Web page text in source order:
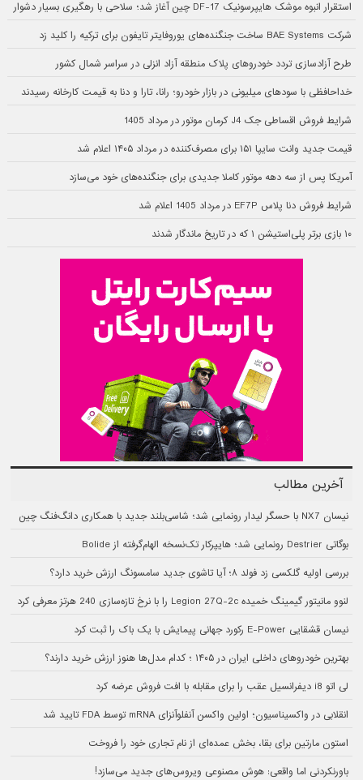
استقرار انبوه موشک هایپرسونیک DF-17 چین آغاز شد؛ سلاحی با رهگیری بسیار دشوار
شرکت BAE Systems ساخت جنگنده‌های یوروفایتر تایفون برای ترکیه را کلید زد
طرح آزادسازی تردد خودروهای پلاک منطقه آزاد انزلی در سراسر شمال کشور
خداحافظی با سودهای میلیونی در بازار خودرو؛ رانا، تارا و دنا به قیمت کارخانه رسیدند
شرایط فروش اقساطی جک J4 کرمان موتور در مرداد 1405
قیمت جدید وانت سایپا ۱۵۱ برای مصرف‌کننده در مرداد ۱۴۰۵ اعلام شد
آمریکا پس از سه دهه موتور کاملا جدیدی برای جنگنده‌های خود می‌سازد
شرایط فروش دنا پلاس EF7P در مرداد 1405 اعلام شد
۱۰ بازی برتر پلی‌استیشن ۱ که در تاریخ ماندگار شدند
آخرین مطالب
نیسان NX7 با حسگر لیدار رونمایی شد؛ شاسی‌بلند جدید با همکاری دانگ‌فنگ چین
بوگاتی Destrier رونمایی شد؛ هایپرکار تک‌نسخه الهام‌گرفته از Bolide
بررسی اولیه گلکسی زد فولد ۸؛ آیا تاشوی جدید سامسونگ ارزش خرید دارد؟
لنوو مانیتور گیمینگ خمیده Legion 27Q-2c را با نرخ تازه‌سازی 240 هرتز معرفی کرد
نیسان قشقایی E-Power رکورد جهانی پیمایش با یک باک را ثبت کرد
بهترین خودروهای داخلی ایران در ۱۴۰۵ ؛ کدام مدل‌ها هنوز ارزش خرید دارند؟
لی اتو i8 دیفرانسیل عقب را برای مقابله با افت فروش عرضه کرد
انقلابی در واکسیناسیون؛ اولین واکسن آنفلوآنزای mRNA توسط FDA تایید شد
استون مارتین برای بقا، بخش عمده‌ای از نام تجاری خود را فروخت
باورنکردنی اما واقعی: هوش مصنوعی ویروس‌های جدید می‌سازد!